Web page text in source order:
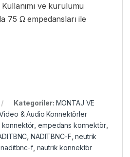
Kullanımı ve kurulumu
75 Ω empedansları ile
Kategoriler: MONTAJ VE
& Audio Konnektörler
konnektör ,empedans konnektör,
NADITBNC-F ,neutrik
f, nautrik konnektör